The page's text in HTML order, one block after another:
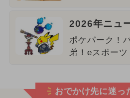
2026年ニュ
ポケパーク！
弟！eスポーツ
おでかけ先に迷っ